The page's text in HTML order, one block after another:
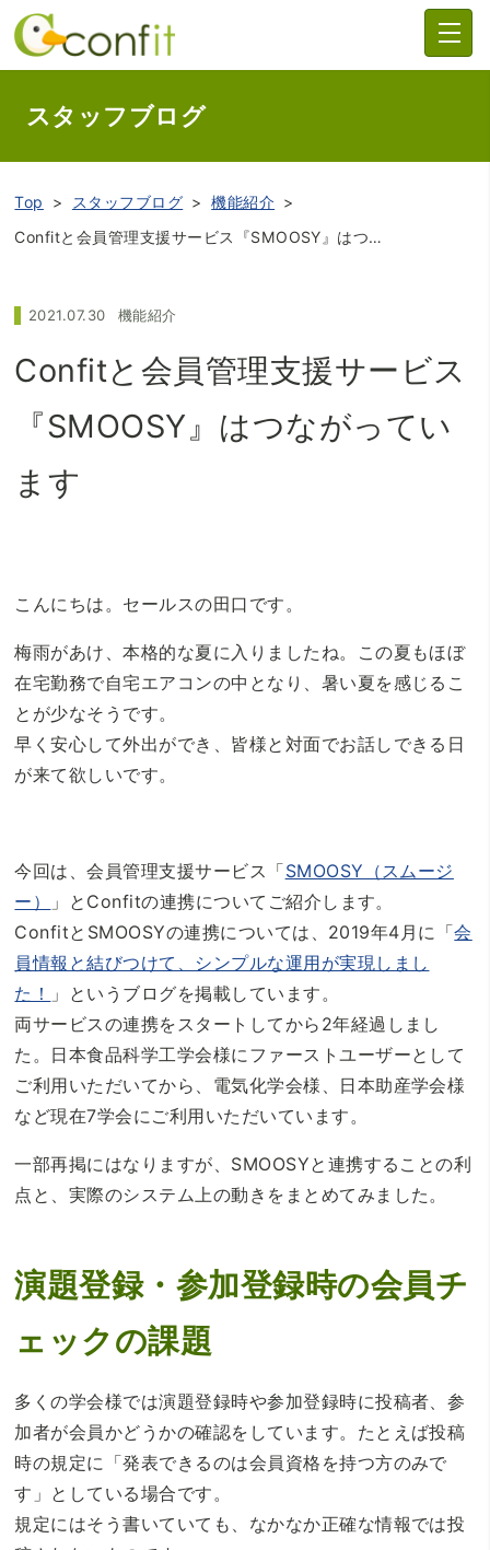
スタッフブログ
Top スタッフブログ
機能紹介
Confitと会員管理支援サービス『SMOOSY』はつながっています
2021.07.30 機能紹介
Confitと会員管理支援サービス
『SMOOSY』はつながってい
ます
こんにちは。セールスの田口です。
梅雨があけ、本格的な夏に入りましたね。この夏もほぼ
在宅勤務で自宅エアコンの中となり、暑い夏を感じるこ
とが少なそうです。
早く安心して外出ができ、皆様と対面でお話しできる日
が来て欲しいです。
今回は、会員管理支援サービス「SMOOSY（スムージ
ー）
」とConfitの連携についてご紹介します。
ConfitとSMOOSYの連携については、2019年4月に「会
員情報と結びつけて、シンプルな運用が実現しまし
た！
」というブログを掲載しています。
両サービスの連携をスタートしてから2年経過しまし
た。日本食品科学工学会様にファーストユーザーとして
ご利用いただいてから、電気化学会様、日本助産学会様
など現在7学会にご利用いただいています。
一部再掲にはなりますが、SMOOSYと連携することの利
点と、実際のシステム上の動きをまとめてみました。
演題登録・参加登録時の会員チ
ェックの課題
多くの学会様では演題登録時や参加登録時に投稿者、参
加者が会員かどうかの確認をしています。たとえば投稿
時の規定に「発表できるのは会員資格を持つ方のみで
す」としている場合です。
規定にはそう書いていても、なかなか正確な情報では投